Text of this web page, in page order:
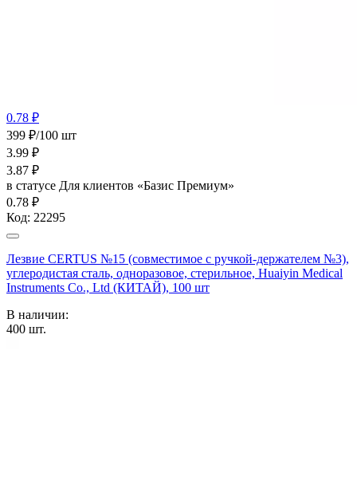
0.78 ₽
399 ₽/100 шт
3.99 ₽
3.87 ₽
в статусе Для клиентов «Базис Премиум»
0.78 ₽
Код: 22295
Лезвие CERTUS №15 (совместимое с ручкой-держателем №3),
углеродистая сталь, одноразовое, стерильное, Huaiyin Medical
Instruments Co., Ltd (КИТАЙ), 100 шт
В наличии:
400 шт.